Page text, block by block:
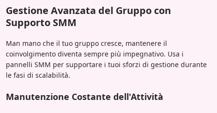
Gestione Avanzata del Gruppo con
Supporto SMM
Man mano che il tuo gruppo cresce, mantenere il
coinvolgimento diventa sempre più impegnativo. Usa i
pannelli SMM per supportare i tuoi sforzi di gestione durante
le fasi di scalabilità.
Manutenzione Costante dell'Attività